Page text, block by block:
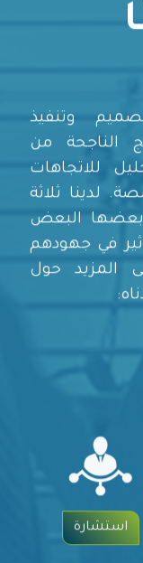
وتنفيذ
الناجحة من
للاتجاهات
لدينا ثلاثة
بعضها البعض
في جهودهم
المزيد حول
استشارة